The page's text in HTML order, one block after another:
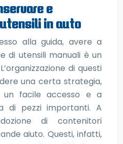
e
in auto
alla guida, avere a
di utensili manuali è un
di questi
una certa strategia,
facile accesso e a
di pezzi importanti. A
di contenitori
aiuto. Questi, infatti,